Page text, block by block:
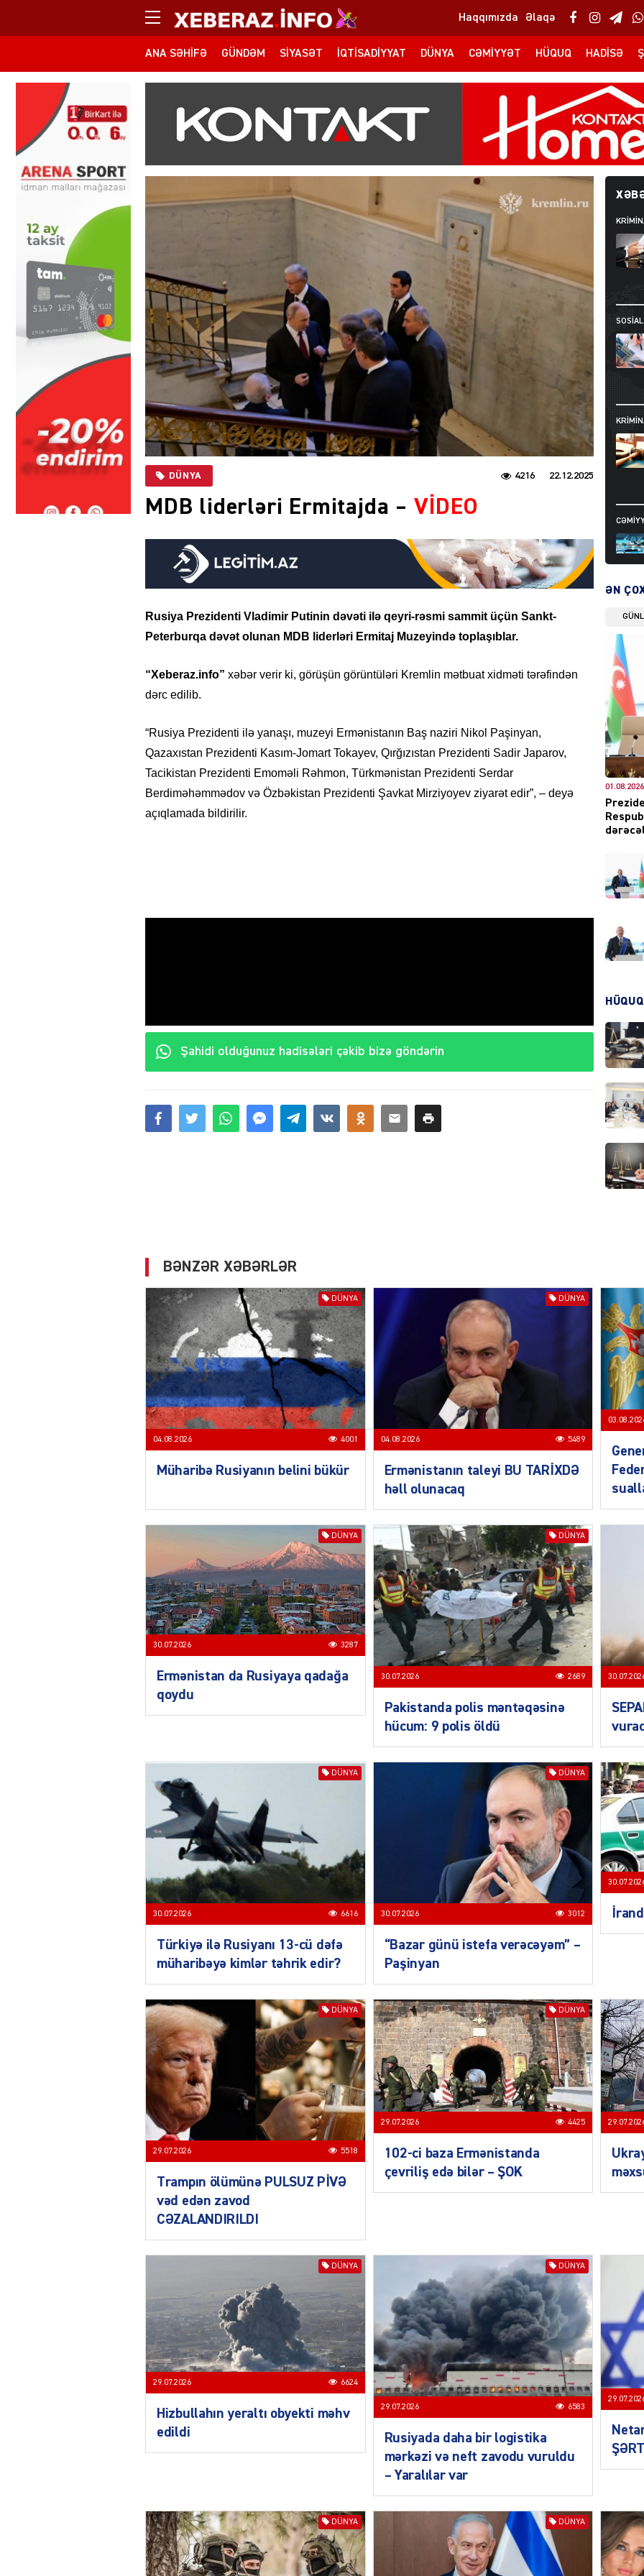
Haqqımızda Əlaqə
ANA SƏHIFƏ GÜNDƏM SIYASƏT İQTISADIYYAT DÜNYA CƏMIYYƏT HÜQUQ HADISƏ
DÜNYA 22.12.2025
4216
MDB liderləri Ermitajda – VİDEO
Rusiya Prezidenti Vladimir Putinin dəvəti ilə qeyri-rəsmi sammit üçün Sankt-
Peterburqa dəvət olunan MDB liderləri Ermitaj Muzeyində toplaşıblar.
“Xeberaz.info” xəbər verir ki, görüşün görüntüləri Kremlin mətbuat xidməti tərəfindən
dərc edilib.
“Rusiya Prezidenti ilə yanaşı, muzeyi Ermənistanın Baş naziri Nikol Paşinyan,
Qazaxıstan Prezidenti Kasım-Jomart Tokayev, Qırğızıstan Prezidenti Sadir Japarov,
Tacikistan Prezidenti Emoməli Rəhmon, Türkmənistan Prezidenti Serdar
Berdiməhəmmədov və Özbəkistan Prezidenti Şavkat Mirziyoyev ziyarət edir”, – deyə
açıqlamada bildirilir.
Şahidi olduğunuz hadisələri çəkib bizə göndərin
SOSIAL
DÜNYA
ŞOU-
SIYASƏT
DÜNYA
SIYASƏT
ƏN
01.08.2026
HÜQUQ
BƏNZƏR XƏBƏRLƏR
DÜNYA
04.08.2026 4001
Müharibə Rusiyanın belini bükür
DÜNYA
04.08.2026 5489
Ermənistanın taleyi BU TARİXDƏ
həll olunacaq
DÜNYA
30.07.2026 3287
Ermənistan da Rusiyaya qadağa
qoydu
DÜNYA
30.07.2026 2689
Pakistanda polis məntəqəsinə
hücum: 9 polis öldü
DÜNYA
30.07.2026 6616
Türkiyə ilə Rusiyanı 13-cü dəfə
müharibəyə kimlər təhrik edir?
DÜNYA
30.07.2026 3012
“Bazar günü istefa verəcəyəm” –
Paşinyan
DÜNYA
29.07.2026 5518
Trampın ölümünə PULSUZ PİVƏ
vəd edən zavod
CƏZALANDIRILDI
DÜNYA
29.07.2026 4425
102-ci baza Ermənistanda
çevriliş edə bilər – ŞOK
DÜNYA
29.07.2026 6624
Hizbullahın yeraltı obyekti məhv
edildi
DÜNYA
29.07.2026 6583
Rusiyada daha bir logistika
mərkəzi və neft zavodu vuruldu
– Yaralılar var
DÜNYA DÜNYA